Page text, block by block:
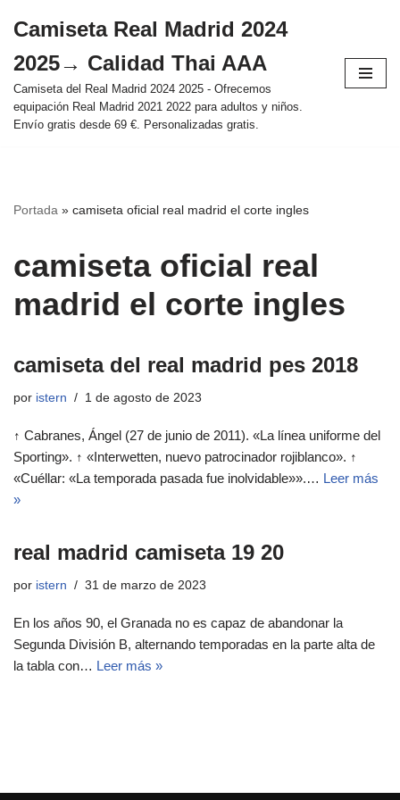
al
contenido
Camiseta Real Madrid 2024
2025→ Calidad Thai AAA
Camiseta del Real Madrid 2024 2025 - Ofrecemos
equipación Real Madrid 2021 2022 para adultos y niños.
Envío gratis desde 69 €. Personalizadas gratis.
Portada » camiseta oficial real madrid el corte ingles
camiseta oficial real
madrid el corte ingles
camiseta del real madrid pes 2018
por istern 1 de agosto de 2023
↑ Cabranes, Ángel (27 de junio de 2011). «La línea uniforme del
Sporting». ↑ «Interwetten, nuevo patrocinador rojiblanco». ↑
«Cuéllar: «La temporada pasada fue inolvidable»».… Leer más
»
real madrid camiseta 19 20
por istern 31 de marzo de 2023
En los años 90, el Granada no es capaz de abandonar la
Segunda División B, alternando temporadas en la parte alta de
la tabla con… Leer más »